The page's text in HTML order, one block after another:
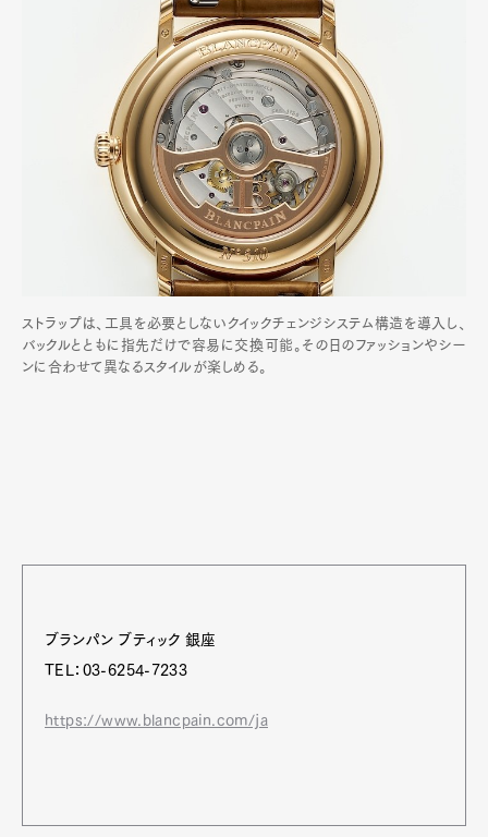
ストラップは、工具を必要としないクイックチェンジシステム構造を導入し、
バックルとともに指先だけで容易に交換可能。その日のファッションやシー
ンに合わせて異なるスタイルが楽しめる。
ブランパン ブティック 銀座
TEL：03-6254-7233
https://www.blancpain.com/ja